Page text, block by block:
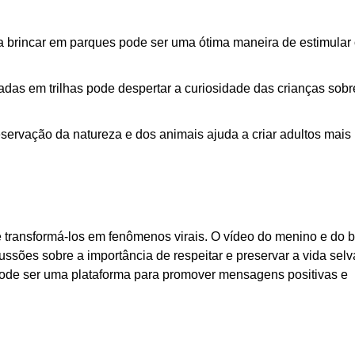
em parques pode ser uma ótima maneira de estimular
em trilhas pode despertar a curiosidade das crianças
da natureza e dos animais ajuda a criar adultos mais
los em fenômenos virais. O vídeo do menino e do
sobre a importância de respeitar e preservar a vida
ser uma plataforma para promover mensagens positivas e